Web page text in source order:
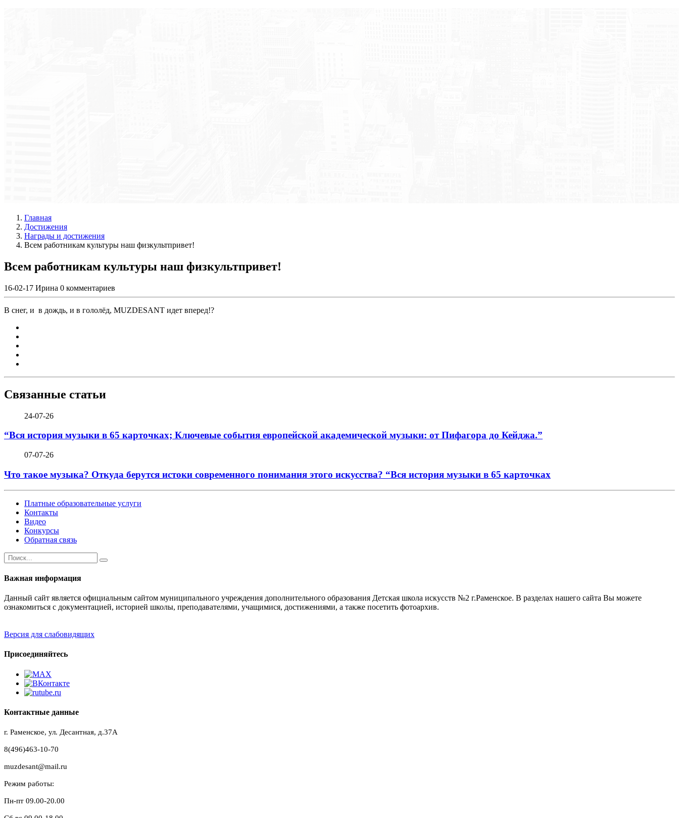
Главная
Достижения
Награды и достижения
Всем работникам культуры наш физкультпривет!
Всем работникам культуры наш физкультпривет!
16-02-17 Ирина 0 комментариев
В снег, и в дождь, и в гололёд, MUZDESANT идет вперед!?
Связанные статьи
24-07-26
“Вся история музыки в 65 карточках; Ключевые события европейской академической музыки: от Пифагора до Кейджа.”
07-07-26
Что такое музыка? Откуда берутся истоки современного понимания этого искусства? “Вся история музыки в 65 карточках
Платные образовательные услуги
Контакты
Видео
Конкурсы
Обратная связь
Важная информация
Данный сайт является официальным сайтом муниципального учреждения дополнительного образования Детская школа искусств №2 г.Раменское. В разделах нашего сайта Вы можете
ознакомиться с документацией, историей школы, преподавателями, учащимися, достижениями, а также посетить фотоархив.
Версия для слабовидящих
Присоединяйтесь
Контактные данные
г. Раменское, ул. Десантная, д.37A
8(496)463-10-70
muzdesant@mail.ru
Режим работы:
Пн-пт 09.00-20.00